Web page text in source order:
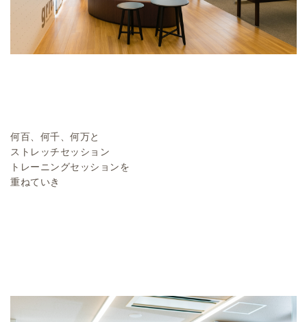
何百、何千、何万と
ストレッチセッション
トレーニングセッションを
重ねていき